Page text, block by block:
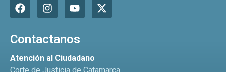
Contactanos
Atención al Ciudadano
Corte de Justicia de Catamarca